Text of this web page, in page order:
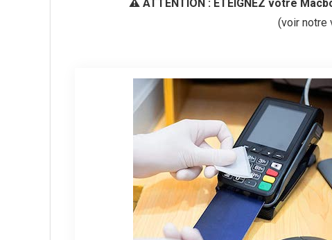
⚠️ ATTENTION : ÉTEIGNEZ votre
(voir notre